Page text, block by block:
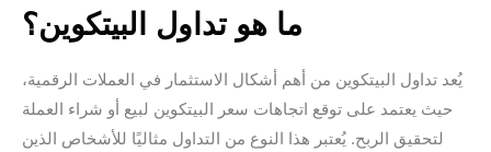
ما هو تداول البيتكوين؟
يُعد تداول البيتكوين من أهم أشكال الاستثمار في العملات الرقمية،
حيث يعتمد على توقع اتجاهات سعر البيتكوين لبيع أو شراء العملة
لتحقيق الربح. يُعتبر هذا النوع من التداول مثاليًا للأشخاص الذين